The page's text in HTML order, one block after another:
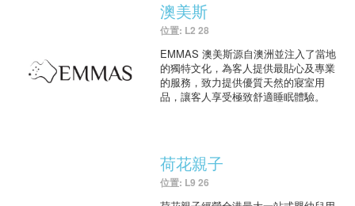
澳美斯
位置: L2 28
EMMAS 澳美斯源自澳洲並注入了當地
的獨特文化，為客人提供最貼心及專業
的服務，致力提供優質天然的寢室用
品，讓客人享受極致舒適睡眠體驗。
荷花親子
位置: L9 26